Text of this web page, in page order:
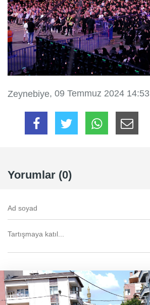
Zeynebiye, 09 Temmuz 2024 14:53
Yorumlar (0)